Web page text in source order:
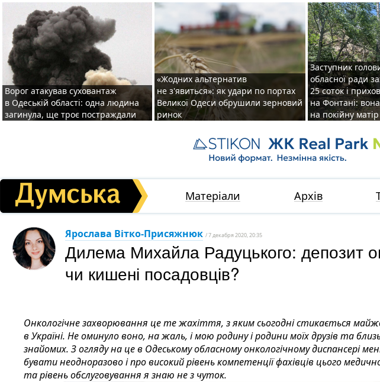
Ворог атакував суховантаж
в Одеській області: одна людина
загинула, ще троє постраждали
«Жодних альтернатив
не з'явиться»: як удари по портах
Великої Одеси обрушили зерновий
ринок
Заступник
обласної ради
25 соток і
на Фонтані:
на покійну матір
Матеріали Архів
Ярослава Вітко-Присяжнюк / 7 декабря 2020, 20:35
Дилема Михайла Радуцького: депозит
чи кишені посадовців?
Онкологічне захворювання це те жахіття, з яким сьогодні стикається
в Україні. Не оминуло воно, на жаль, і мою родину і родини моїх друзів та
знайомих. З огляду на це в Одеському обласному онкологічному диспансері
бувати неодноразово і про високий рівень компетенції фахівців цього
та рівень обслуговування я знаю не з чуток.